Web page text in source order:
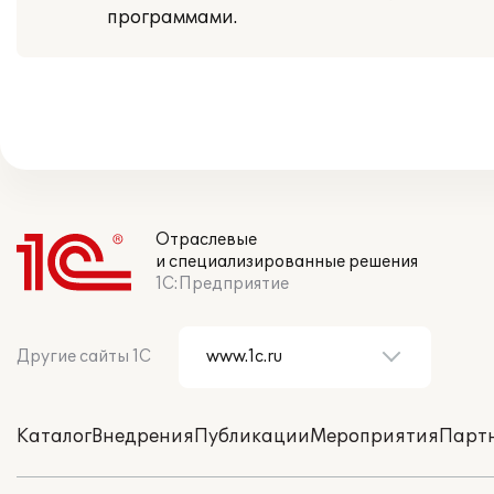
программами.
Отраслевые
и специализированные решения
1С:Предприятие
Другие сайты 1С
КаталогВнедренияПубликацииМероприятия